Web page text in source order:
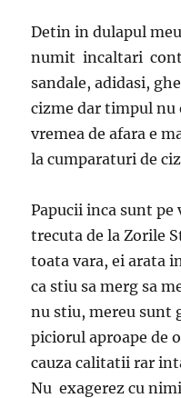
Detin in dulapul
numit incaltari
sandale, adidasi,
cizme dar timpul nu
vremea de afara e
la cumparaturi de
Papucii inca sunt
trecuta de la Zorile
toata vara, ei arata
ca stiu sa merg sa
nu stiu, mereu sunt
piciorul aproape de
cauza calitatii rar
Nu exagerez cu